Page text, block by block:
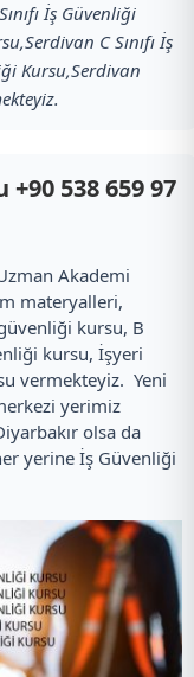
İş Güvenliği
C Sınıfı İş
Kursu,Serdivan
+90 538 659 97
Akademi
materyalleri,
güvenliği kursu, B
kursu, İşyeri
vermekteyiz. Yeni
yerimiz
olsa da
yerine İş Güvenliği